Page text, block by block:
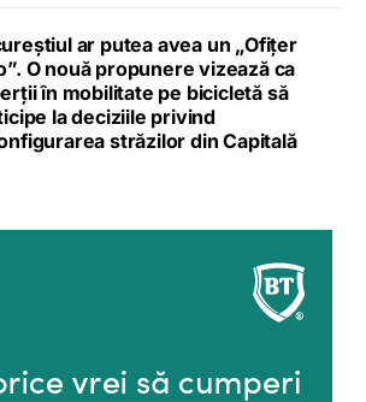
ar putea avea un „Ofițer
O nouă propunere vizează ca
în mobilitate pe bicicletă să
la deciziile privind
străzilor din Capitală